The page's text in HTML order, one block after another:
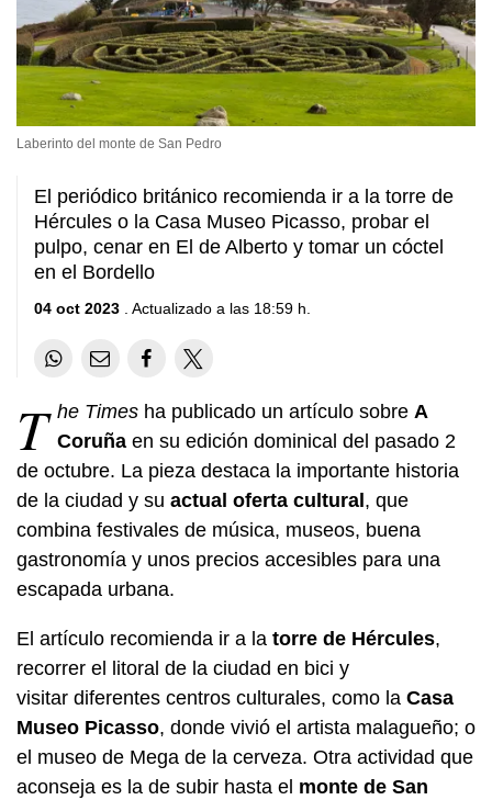
Laberinto del monte de San Pedro
El periódico británico recomienda ir a la torre de
Hércules o la Casa Museo Picasso, probar el
pulpo, cenar en El de Alberto y tomar un cóctel
en el Bordello
04 oct 2023 . Actualizado a las 18:59 h.
T he Times ha publicado un artículo sobre A
Coruña en su edición dominical del pasado 2
de octubre. La pieza destaca la importante historia
de la ciudad y su actual oferta cultural , que
combina festivales de música, museos, buena
gastronomía y unos precios accesibles para una
escapada urbana.
El artículo recomienda ir a la torre de Hércules,
recorrer el litoral de la ciudad en bici y
visitar diferentes centros culturales, como la Casa
Museo Picasso, donde vivió el artista malagueño; o
el museo de Mega de la cerveza. Otra actividad que
aconseja es la de subir hasta el monte de San